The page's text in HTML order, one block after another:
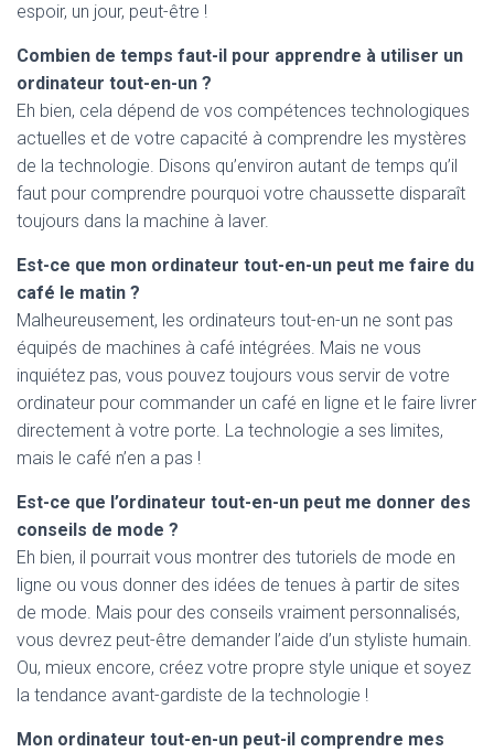
espoir, un jour, peut-être !
Combien de temps faut-il pour apprendre à utiliser un
ordinateur tout-en-un ?
Eh bien, cela dépend de vos compétences technologiques
actuelles et de votre capacité à comprendre les mystères
de la technologie. Disons qu’environ autant de temps qu’il
faut pour comprendre pourquoi votre chaussette disparaît
toujours dans la machine à laver.
Est-ce que mon ordinateur tout-en-un peut me faire du
café le matin ?
Malheureusement, les ordinateurs tout-en-un ne sont pas
équipés de machines à café intégrées. Mais ne vous
inquiétez pas, vous pouvez toujours vous servir de votre
ordinateur pour commander un café en ligne et le faire livrer
directement à votre porte. La technologie a ses limites,
mais le café n’en a pas !
Est-ce que l’ordinateur tout-en-un peut me donner des
conseils de mode ?
Eh bien, il pourrait vous montrer des tutoriels de mode en
ligne ou vous donner des idées de tenues à partir de sites
de mode. Mais pour des conseils vraiment personnalisés,
vous devrez peut-être demander l’aide d’un styliste humain.
Ou, mieux encore, créez votre propre style unique et soyez
la tendance avant-gardiste de la technologie !
Mon ordinateur tout-en-un peut-il comprendre mes